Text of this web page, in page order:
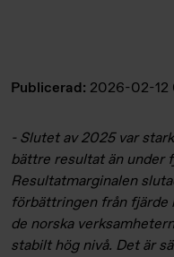
Publicerad: 2026-02-12
- Slutet av 2025 var
bättre resultat än under
Resultatmarginalen
förbättringen från
de norska
stabilt hög nivå. Det är